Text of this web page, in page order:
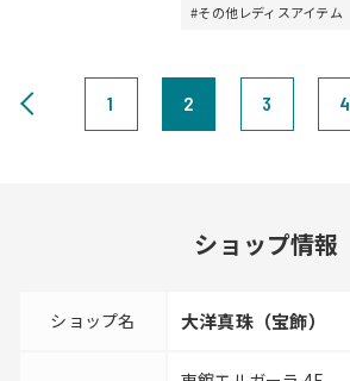
#その他レディスアイテム
1 2 3 4
ショップ情報
ショップ名 大洋真珠（宝飾）